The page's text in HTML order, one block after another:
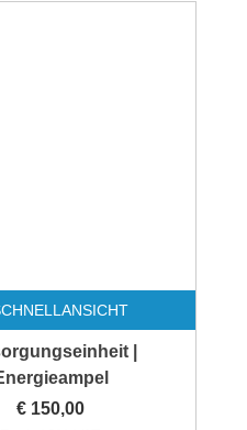
|
€ 150,00